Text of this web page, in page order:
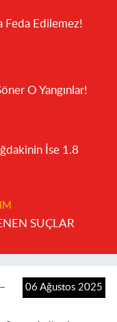
Feda Edilemez!
O Yangınlar!
İse 1.8
SUÇLAR
06 Ağustos 2025